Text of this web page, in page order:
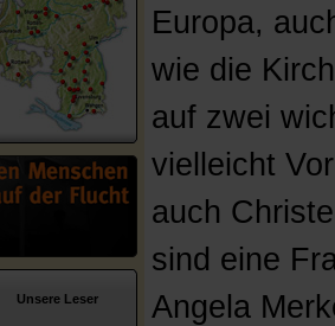
Unsere Leser
Europa,
wie die
auf zwei
vielleicht
auch
sind eine
Angela